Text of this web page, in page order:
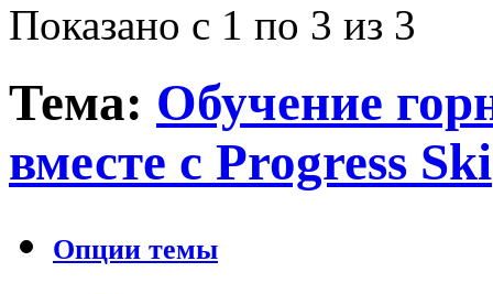
Показано с 1 по 3 из 3
Тема: Обучение
вместе с Progress Ski
Опции темы